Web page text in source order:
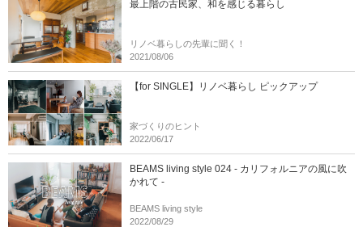
最上階の古民家、和を感じる暮らし
リノベ暮らしの先輩に聞く！
2021/08/06
【for SINGLE】リノベ暮らし ピックアップ
家づくりのヒント
2022/06/17
BEAMS living style 024 - カリフォルニアの風に吹
かれて -
BEAMS living style
2022/08/29